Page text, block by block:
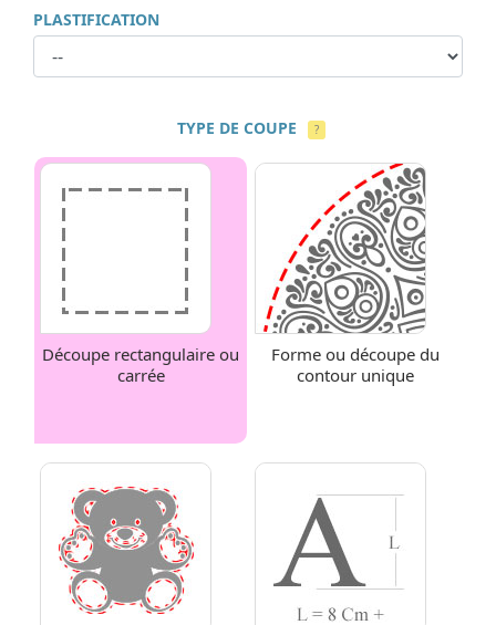
PLASTIFICATION
TYPE DE COUPE ?
Découpe rectangulaire ou
carrée
Forme ou découpe du
contour unique